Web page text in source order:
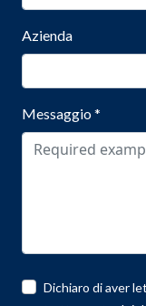
Azienda
Messaggio*
Dichiaro di aver